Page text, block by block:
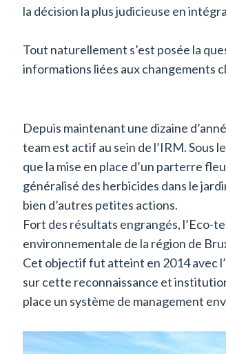
la décision la plus judicieuse en
Tout naturellement s’est posée la
informations liées aux changements
Depuis maintenant une dizaine
team est actif au sein de l’IRM.
que la mise en place d’un parterre
généralisé des herbicides dans le
bien d’autres petites actions.
Fort des résultats engrangés, l’Eco-
environnementale de la région de
Cet objectif fut atteint en 2014 avec
sur cette reconnaissance et
place un système de management